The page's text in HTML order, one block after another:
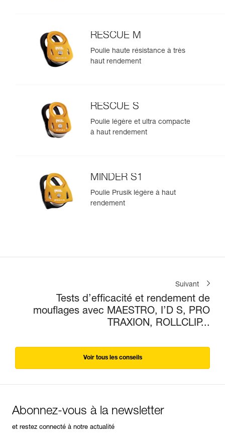
RESCUE M
Poulie haute résistance à très
haut rendement
RESCUE S
Poulie légère et ultra compacte
à haut rendement
MINDER S1
Poulie Prusik légère à haut
rendement
Suivant
Tests d’efficacité et rendement de
mouflages avec MAESTRO, I’D S, PRO
TRAXION, ROLLCLIP...
Voir tous les conseils
Abonnez-vous à la newsletter
et restez connecté à notre actualité